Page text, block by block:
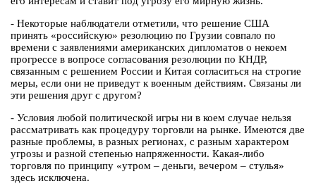
- Некоторые наблюдатели отметили, что решение США
принять «российскую» резолюцию по Грузии совпало по
времени с заявлениями американских дипломатов о некоем
прогрессе в вопросе согласования резолюции по КНДР,
связанным с решением России и Китая согласиться на строгие
меры, если они не приведут к военным действиям. Связаны ли
эти решения друг с другом?
- Условия любой политической игры ни в коем случае нельзя
рассматривать как процедуру торговли на рынке. Имеются две
разные проблемы, в разных регионах, с разным характером
угрозы и разной степенью напряженности. Какая-либо
торговля по принципу «утром – деньги, вечером – стулья»
здесь исключена.